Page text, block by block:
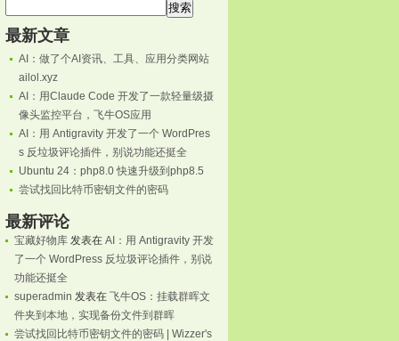
搜索
最新文章
AI：做了个AI资讯、工具、应用分类网站
ailol.xyz
AI：用Claude Code 开发了一款轻量级摄
像头监控平台，飞牛OS应用
AI：用 Antigravity 开发了一个 WordPres
s 反垃圾评论插件，别说功能还挺全
Ubuntu 24：php8.0 快速升级到php8.5
尝试找回比特币密钥文件的密码
最新评论
宝藏好物库 发表在 AI：用 Antigravity 开发
了一个 WordPress 反垃圾评论插件，别说
功能还挺全
superadmin 发表在 飞牛OS：挂载群晖文
件夹到本地，实现备份文件到群晖
尝试找回比特币密钥文件的密码 | Wizzer's